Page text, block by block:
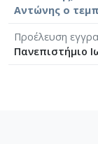
Αντώνης ο
Προέλευση
Πανεπιστήμιο